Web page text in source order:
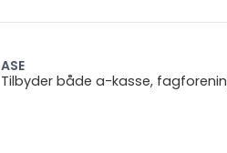
ASE
Tilbyder både a-kasse,